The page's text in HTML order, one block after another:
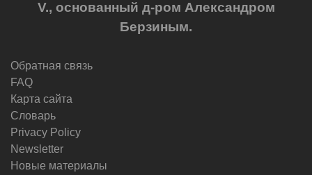
V., основанный д-ром Александром
Берзиным.
Обратная связь
FAQ
Карта сайта
Словарь
Privacy Policy
Newsletter
Новые материалы